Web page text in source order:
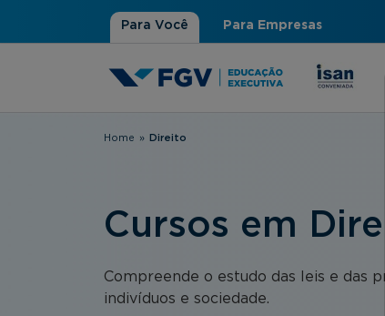
Para Você Para Empresas
Você está aqui
Home » Direito
Cursos em
Compreende o estudo das leis e das
indivíduos e sociedade.